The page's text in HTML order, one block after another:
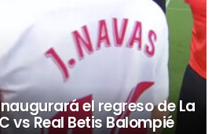
el regreso de La
vs Real Betis Balompié